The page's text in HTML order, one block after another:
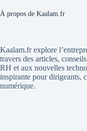
À propos de Kaalam.fr
Kaalam.fr explore
travers des articles,
RH et aux nouvelles
inspirante pour dirigeants,
numérique.